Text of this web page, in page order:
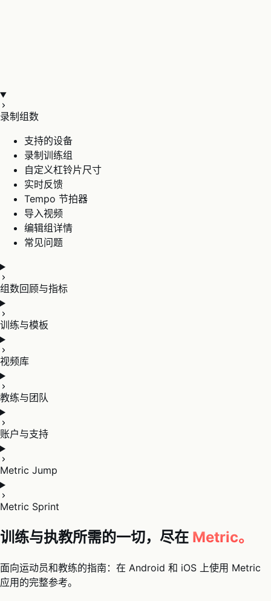
录制组数
支持的设备
录制训练组
自定义杠铃片尺寸
实时反馈
Tempo 节拍器
导入视频
编辑组详情
常见问题
组数回顾与指标
训练与模板
视频库
教练与团队
账户与支持
Metric Jump
Metric Sprint
训练与执教所需的一切，尽在 Metric。
面向运动员和教练的指南：在 Android 和 iOS 上使用 Metric
应用的完整参考。